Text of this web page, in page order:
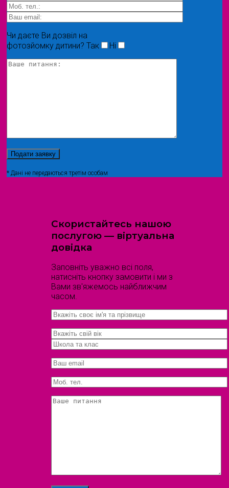
Чи даєте Ви дозвіл на
фотозйомку дитини? Так Ні
* Дані не передаються третім особам
Скористайтесь нашою
послугою — віртуальна
довідка
Заповніть уважно всі поля,
натисніть кнопку замовити і ми з
Вами зв'яжемось найближчим
часом.